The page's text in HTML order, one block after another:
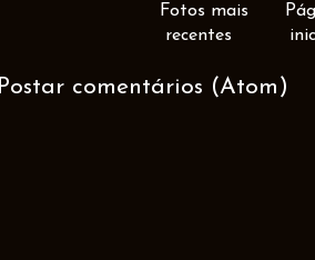
Fotos mais
recentes
Postar comentários (Atom)